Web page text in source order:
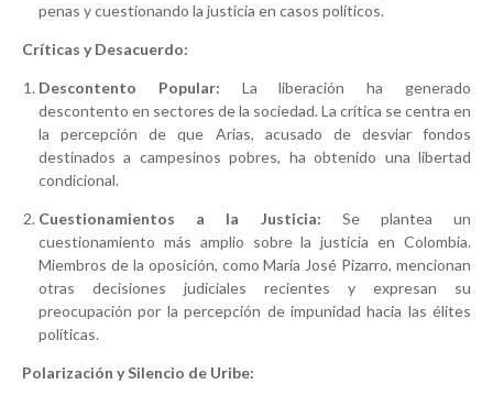
penas y cuestionando la justicia en casos políticos.
Críticas y Desacuerdo:
Descontento Popular: La liberación ha generado
descontento en sectores de la sociedad. La crítica se centra en
la percepción de que Arias, acusado de desviar fondos
destinados a campesinos pobres, ha obtenido una libertad
condicional.
Cuestionamientos a la Justicia: Se plantea un
cuestionamiento más amplio sobre la justicia en Colombia.
Miembros de la oposición, como María José Pizarro, mencionan
otras decisiones judiciales recientes y expresan su
preocupación por la percepción de impunidad hacia las élites
políticas.
Polarización y Silencio de Uribe: